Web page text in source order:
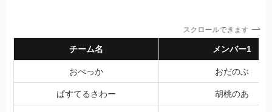
スクロールできます
チーム名 メンバー1
おべっか おだのぶ
ぱすてるさわー 胡桃のあ